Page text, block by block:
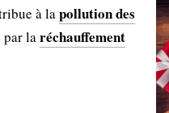
à lapollution des
par laréchauffement